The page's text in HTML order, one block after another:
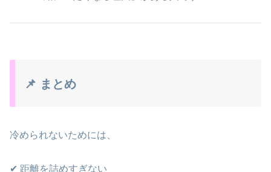
📌 まとめ
冷められないためには、
✔ 距離を詰めすぎない